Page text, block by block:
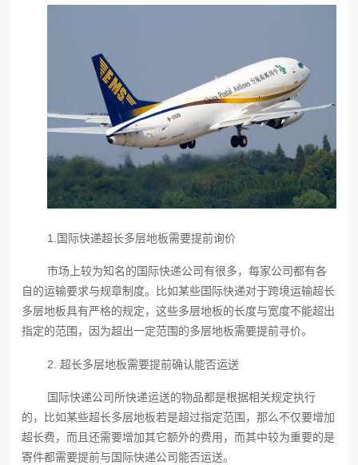
1.国际快递超长多层地板需要提前询价
市场上较为知名的国际快递公司有很多，每家公司都有各
自的运输要求与规章制度。比如某些国际快递对于跨境运输超长
多层地板具有严格的规定，这些多层地板的长度与宽度不能超出
指定的范围，因为超出一定范围的多层地板需要提前寻价。
2. 超长多层地板需要提前确认能否运送
国际快递公司所快递运送的物品都是根据相关规定执行
的，比如某些超长多层地板若是超过指定范围，那么不仅要增加
超长费，而且还需要增加其它额外的费用，而其中较为重要的是
寄件都需要提前与国际快递公司能否运送。